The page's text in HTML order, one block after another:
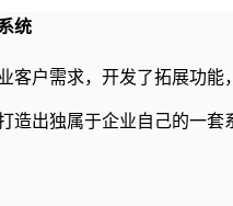
统
客户需求，开发了拓展功
造出独属于企业自己的一套